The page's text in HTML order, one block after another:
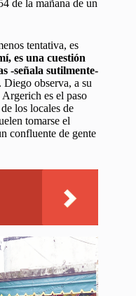
de la mañana de un
tentativa, es
es una cuestión
-señala sutilmente-
. Diego observa, a su
es el paso
los locales de
tomarse el
confluente de gente